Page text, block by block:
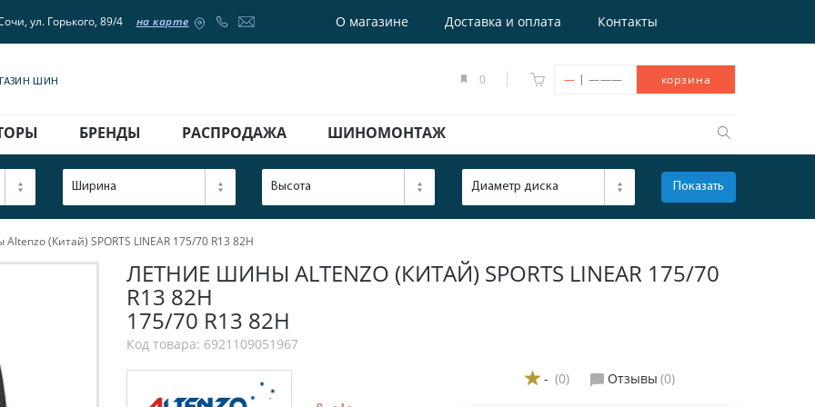
ул. Горького, 89/4 на карте О магазине Доставка и оплата Контакты
ШИН 0 — | ——— корзина
БРЕНДЫ РАСПРОДАЖА ШИНОМОНТАЖ
ОТКРЫТЬ
Ширина Высота Диаметр диска Показать
(Китай) SPORTS LINEAR 175/70 R13 82H
ЛЕТНИЕ ШИНЫ ALTENZO (КИТАЙ) SPORTS LINEAR 175/70
R13 82H
175/70 R13 82H
Код товара: 6921109051967
- (0) Отзывы (0)